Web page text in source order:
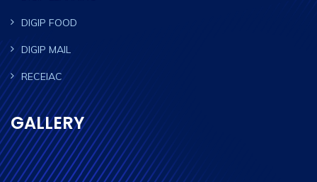
DIGIP FOOD
DIGIP MAIL
RECEIAC
GALLERY